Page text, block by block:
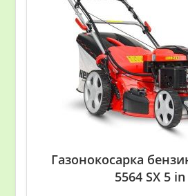
Газонокосарка
5564 SX 5 in